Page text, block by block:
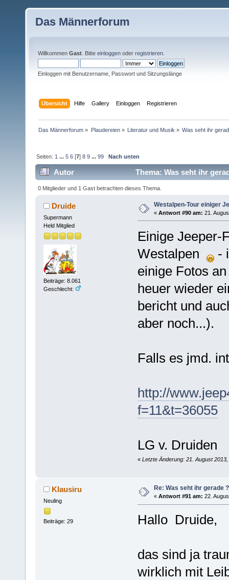
Das Männerforum
Willkommen Gast . Bitte einloggen oder registrieren
Einloggen mit Benutzername, Passwort und Sitzungslänge
Übersicht Hilfe Gallery Einloggen Registrieren
Das Männerforum » Plaudereien» Literatur und Musik » Was seht ihr
Seiten: 1 ...5 6 [7]8 9 ...99 Nach unten
Autor Thema: Was seht ihr
0 Mitglieder und 1 Gast betrachten dieses Thema.
Druide
Supermann
Held Mitglied
Beiträge: 8.061
Geschlecht:
Westalpen-Tour einiger
« Antwort #90 am: 21.
Einige Jeeper-
Westalpen
-
einige Fotos
heuer wieder
bericht und
aber noch...).
Falls es jmd.
http://
f=11&t=36055
LG v. Druiden
« Letzte Änderung: 21. August
Klausiru
Neuling
Beiträge: 29
Re: Was seht ihr gerade ?
« Antwort #91 am: 22.
Hallo Druide,
das sind ja
wirklich mit